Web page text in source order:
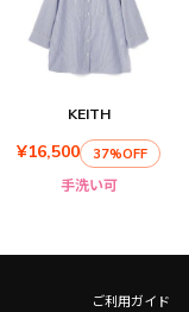
KEITH
¥16,500 37%OFF
手洗い可
ご利用ガイド